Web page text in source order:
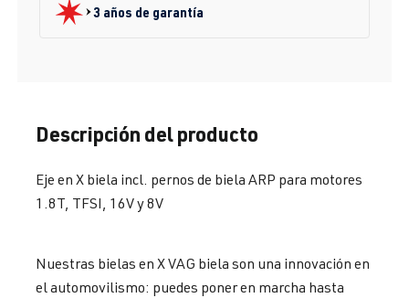
3 años de garantía
Descripción del producto
Eje en X biela incl. pernos de biela ARP para motores
1.8T, TFSI, 16V y 8V
Nuestras bielas en X VAG biela son una innovación en
el automovilismo: puedes poner en marcha hasta